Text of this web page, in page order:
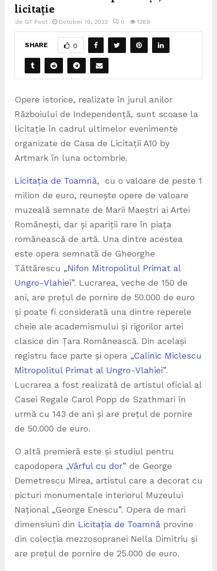
licitație
de GT Post October 19, 2022 0 1389
SHARE 0
Opere istorice, realizate în jurul anilor
Războiului de Independență, sunt scoase la
licitație în cadrul ultimelor evenimente
organizate de Casa de Licitații A10 by
Artmark în luna octombrie.
Licitația de Toamnă, cu o valoare de peste 1
milion de euro, reunește opere de valoare
muzeală semnate de Marii Maeștri ai Artei
Românești, dar și apariții rare în piața
românească de artă. Una dintre acestea
este opera semnată de Gheorghe
Tăttărescu „Nifon Mitropolitul Primat al
Ungro-Vlahiei”. Lucrarea, veche de 150 de
ani, are prețul de pornire de 50.000 de euro
și poate fi considerată una dintre reperele
cheie ale academismului și rigorilor artei
clasice din Țara Românească. Din același
registru face parte și opera „Calinic Miclescu
Mitropolitul Primat al Ungro-Vlahiei”.
Lucrarea a fost realizată de artistul oficial al
Casei Regale Carol Popp de Szathmari în
urmă cu 143 de ani și are prețul de pornire
de 50.000 de euro.
O altă premieră este și studiul pentru
capodopera „Vârful cu dor” de George
Demetrescu Mirea, artistul care a decorat cu
picturi monumentale interiorul Muzeului
Național „George Enescu”. Opera de mari
dimensiuni din Licitația de Toamnă provine
din colecția mezzosopranei Nella Dimitriu și
are prețul de pornire de 25.000 de euro.